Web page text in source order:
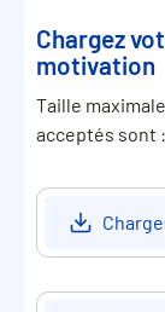
Chargez
motivation
Taille
acceptés sont